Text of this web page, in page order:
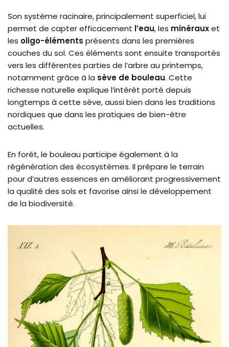
Son système racinaire, principalement superficiel, lui
permet de capter efficacement l’eau, les minérauxet
les oligo-éléments présents dans les premières
couches du sol. Ces éléments sont ensuite transportés
vers les différentes parties de l’arbre au printemps,
notamment grâce à la sève de bouleau. Cette
richesse naturelle explique l’intérêt porté depuis
longtemps à cette sève, aussi bien dans les traditions
nordiques que dans les pratiques de bien-être
actuelles.
En forêt, le bouleau participe également à la
régénération des écosystèmes. Il prépare le terrain
pour d’autres essences en améliorant progressivement
la qualité des sols et favorise ainsi le développement
de la biodiversité.